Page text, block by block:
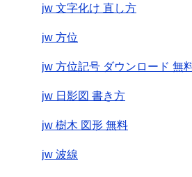
jw 文字化け 直し方
jw 方位
jw 方位記号 ダウンロード 無
jw 日影図 書き方
jw 樹木 図形 無料
jw 波線